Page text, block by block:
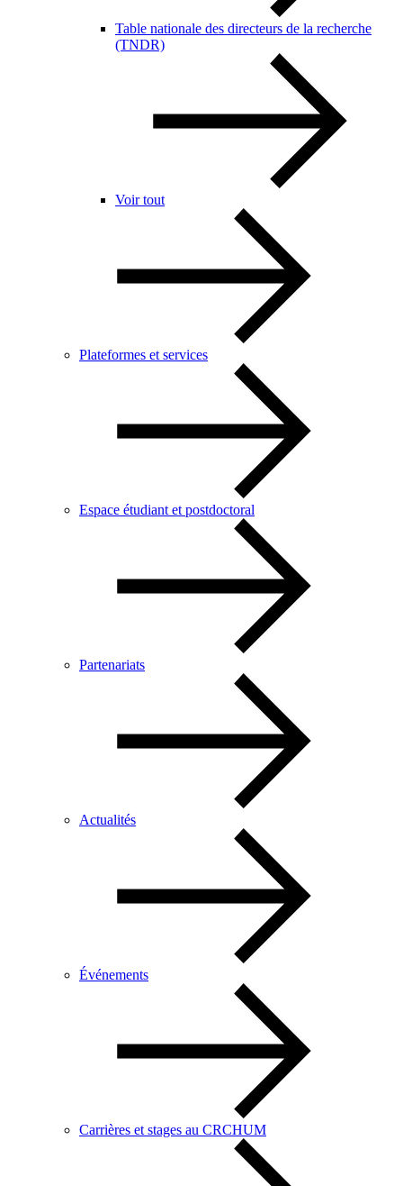
Table nationale des directeurs de la recherche
(TNDR)
Voir tout
Plateformes et services
Espace étudiant et postdoctoral
Partenariats
Actualités
Événements
Carrières et stages au CRCHUM